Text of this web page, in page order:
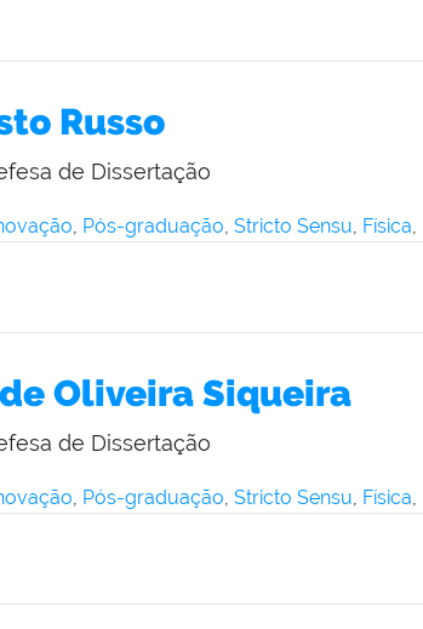
Russo
de Dissertação
, Pós-graduação, Stricto Sensu, Física,
Oliveira Siqueira
de Dissertação
, Pós-graduação, Stricto Sensu, Física,